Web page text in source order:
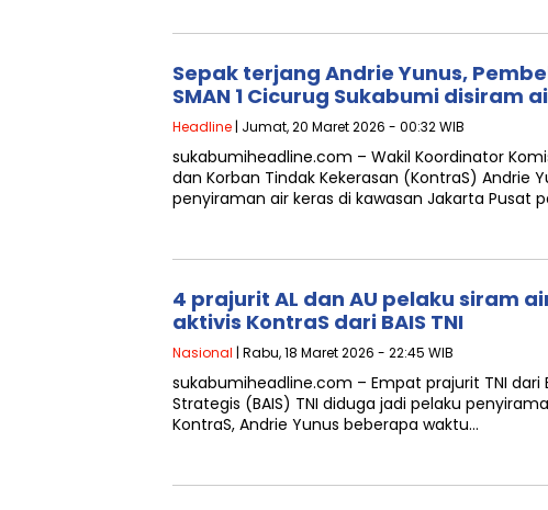
Sepak terjang Andrie Yunus,
SMAN 1 Cicurug Sukabumi disiram
Headline | Jumat, 20 Maret 2026 - 00:32 WIB
sukabumiheadline.com – Wakil Koordinator
dan Korban Tindak Kekerasan (KontraS) Andrie
penyiraman air keras di kawasan Jakarta Pusat
4 prajurit AL dan AU pelaku siram
aktivis KontraS dari BAIS TNI
Nasional | Rabu, 18 Maret 2026 - 22:45 WIB
sukabumiheadline.com – Empat prajurit TNI dari
Strategis (BAIS) TNI diduga jadi pelaku
KontraS, Andrie Yunus beberapa waktu…